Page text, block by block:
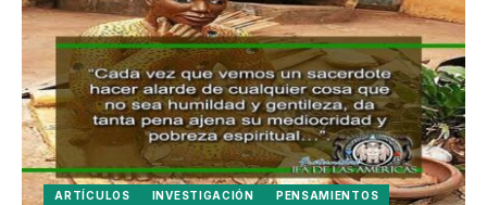
ARTÍCULOS INVESTIGACIÓN
PENSAMIENTOS